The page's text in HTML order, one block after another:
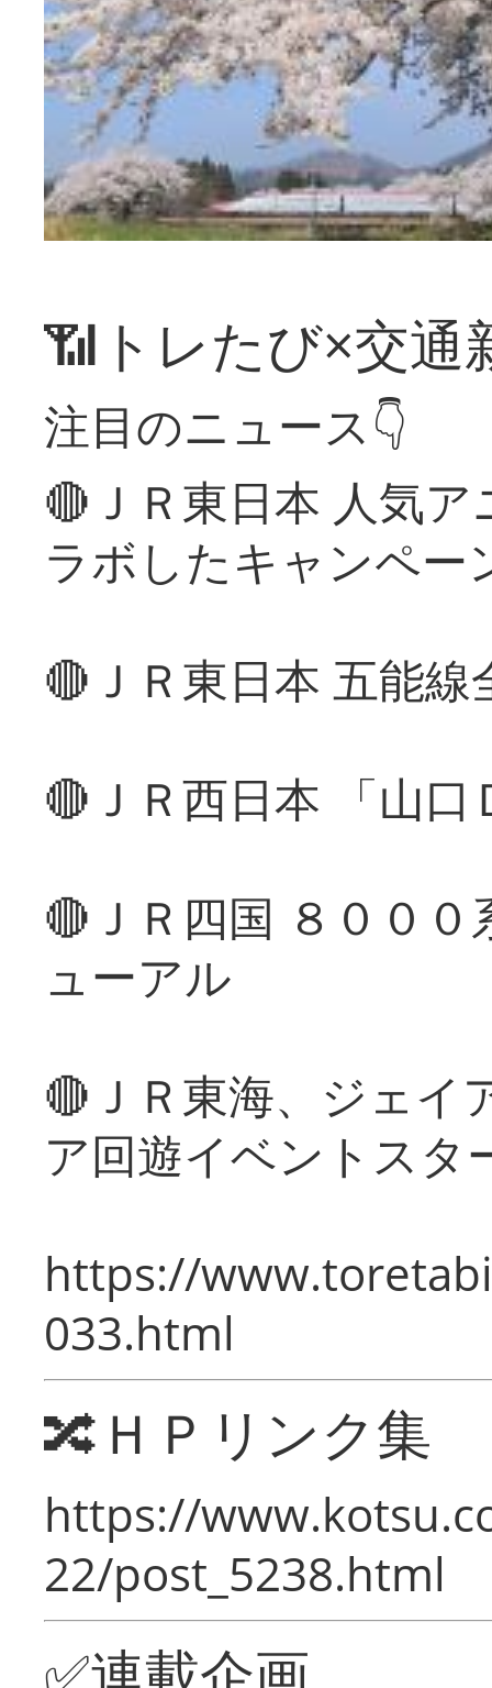
📶トレたび×交通
注目のニュース👇
🔴ＪＲ東日本 人気
ラボしたキャンペー
🔴ＪＲ東日本 五能
🔴ＪＲ西日本 「山
🔴ＪＲ四国 ８００
ューアル
🔴ＪＲ東海、ジェイ
ア回遊イベントスタ
https://
033.html
🔀ＨＰリンク集
https://
22/post_5238.html